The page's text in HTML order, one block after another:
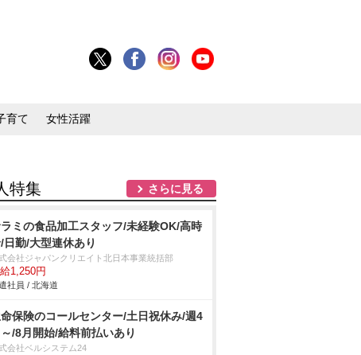
育て 女性活躍
特集 さらに見る
ミの食品加工スタッフ/未経験OK/高時
日勤/大型連休あり
会社ジャパンクリエイト北日本事業統括部
1,250円
社員 / 北海道
保険のコールセンター/土日祝休み/週4
～/8月開始/給料前払いあり
会社ベルシステム24